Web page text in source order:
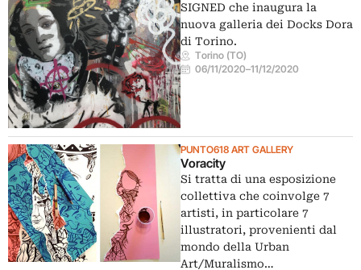
SIGNED che inaugura la
nuova galleria dei Docks Dora
di Torino.
Torino (TO)
06/11/2020–11/12/2020
PUNTO618 ART GALLERY
Voracity
Si tratta di una esposizione
collettiva che coinvolge 7
artisti, in particolare 7
illustratori, provenienti dal
mondo della Urban
Art/Muralismo…